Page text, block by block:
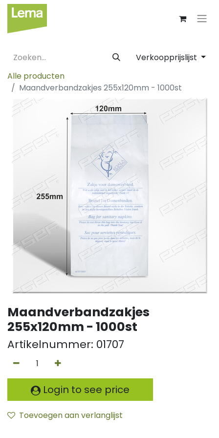
Verkoopprijslijst
Alle producten
Maandverbandzakjes 255x120mm - 1000st
Maandverbandzakjes
255x120mm - 1000st
Artikelnummer: 01707
Login to see price
Toevoegen aan verlanglijst